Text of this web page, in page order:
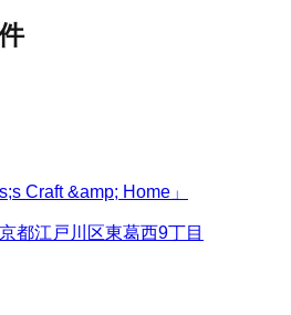
Craft &amp; Home」
都江戸川区東葛西9丁目